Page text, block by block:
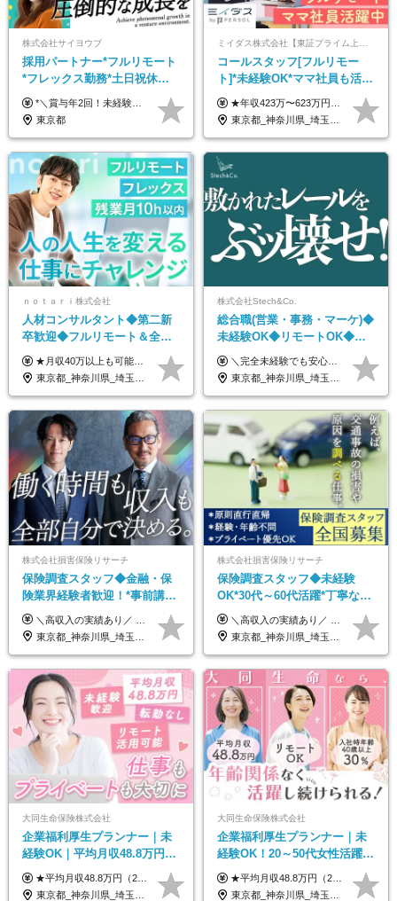
株式会社サイヨウブ
採用パートナー*フルリモート
*フレックス勤務*土日祝休み*
月給28万円～*産育休取得実績
あり*年間休日120日
*＼賞与年2回！未経験から月給28万円スタート／* ★昇給年12回あり！随時昇給のチャンス ◆月給28万～40万円＋賞与年2回＋各種インセンティブ ※経験・スキルを考慮の上、決定します ※試用期間6ヶ月間あり（期間中は月給26万円～になります。その他待遇等に差異はありません） ※月給には月35時間分の固定残業代含む（月5万4800円/超過分別途支給） ※ほとんどのメンバーが残業ゼロです！フレックスタイム制のため、自分の生活に合わせて調整できます。 ＼希望性で土曜日出勤あり／ お客様より「土曜日に応募者の対応をしてほしい」という ご要望を受けた際に、応募者対応⇒求職者との メッセージのやり取りなど、対応が発生する場合があります。 ※土曜日に出勤いただく場合は ・2時間稼働：4500円 ・4時間稼働：9000円 の給与が発生。勤務時間が4時間超えることは原則ありません。 短期間で高い給与をGETできるチャンスです♪
東京都
コールスタッフ[フルリモー
ト]*未経験OK*ママ社員も活躍
中*ブランクOK*全国どこでも
働ける
★年収423万〜623万円のモデルあり（想定時間外手当10時間分含む） ★半年に一度ドカンと支給のボーナスあり（半年に1度最大150万円） 月給25万円〜＋各種手当＋インセンティブ ＊リモートワーク手当（4000円/月） ＊リモートワーク一時金（1万5000円） ＊残業手当全額支給 ※経験・スキルにより月給を決定します ※試用期間：2ヵ月あり。期間中の雇用形態・給与・待遇に変更はありません 《頑張りはインセンティブとして還元！》 当社は5段階の評価制度を導入。 半期に1回の評価で最高ランク（5点）を獲得したメンバーには、 150万円のインセンティブを支給！ これが半年に一度のインセンティブとして支給されるため、 成果を出した分だけまとまった収入を得られる仕組みです。 【固定残業代について】 なし（残業代は、実際の労働時間に応じて別途全額支給）
東京都_神奈川県_埼玉県_千葉県_大阪府_愛知県_北海道_青森県_岩手県_宮城県_秋田県_山形県_福島県_茨城県_栃木県_群馬県_新潟県_山梨県_長野県_富山県_石川県_福井県_静岡県_岐阜県_三重県_兵庫県_京都府_滋賀県_奈良県_和歌山県_広島県_岡山県_鳥取県_島根県_山口県_徳島県_香川県_愛媛県_高知県_福岡県_熊本県_佐賀県_長崎県_大分県_宮崎県_鹿児島県_沖縄県
ｎｏｔａｒｉ株式会社
人材コンサルタント◆第二新
卒歓迎◆フルリモート＆全国
から勤務OK◆残業月10h以内
◆フレックス制
★月収40万以上も可能！ ★能力・スキル・経験を考慮した年収額を設定します ★年功序列ではなく、チャレンジを評価して給与に反映！ ■月給20万円～40万円＋決算賞与 ※経験・スキルを考慮のうえ決定します ※給与にはみなし残業代40時間分を含む。そのほか詳細に関しては別途面接時にご説明します ※試用期間3ヵ月あり。期間中の雇用形態・条件などに差異はありません
東京都_神奈川県_埼玉県_千葉県_大阪府_愛知県_北海道_青森県_岩手県_宮城県_秋田県_山形県_福島県_茨城県_栃木県_群馬県_新潟県_山梨県_長野県_富山県_石川県_福井県_静岡県_岐阜県_三重県_兵庫県_京都府_滋賀県_奈良県_和歌山県_広島県_岡山県_鳥取県_島根県_山口県_徳島県_香川県_愛媛県_高知県_福岡県_熊本県_佐賀県_長崎県_大分県_宮崎県_鹿児島県_沖縄県
株式会社Stech&Co.
総合職(営業・事務・マーケ)◆
未経験OK◆リモートOK◆学
歴不問◆20代活躍中！
＼完全未経験でも安心して年収UP可能です！／ -------------- 【1】営業 月給25万円～80万円＋賞与 【2】事務 月給21万円～50万円＋賞与 【3】マーケ 月給25万円～80万円＋賞与 ※試用期間3ヶ月間の待遇に変動はありません。 ※みなし残業代(月20時間分29,725円～)を含む。（※超過分は追加支給）
東京都_神奈川県_埼玉県_千葉県_大阪府_愛知県_北海道_青森県_岩手県_宮城県_秋田県_山形県_福島県_茨城県_栃木県_群馬県_新潟県_山梨県_長野県_富山県_石川県_福井県_静岡県_岐阜県_三重県_兵庫県_京都府_滋賀県_奈良県_和歌山県_広島県_岡山県_鳥取県_島根県_山口県_徳島県_香川県_愛媛県_高知県_福岡県_熊本県_佐賀県_長崎県_大分県_宮崎県_鹿児島県_沖縄県
株式会社損害保険リサーチ
保険調査スタッフ◆金融・保
険業界経験者歓迎！*事前講習
あり*30代～60代活躍*調査は
原則直行直帰*高収入可
＼高収入の実績あり／ なかには年収1000万円を超える方もいらっしゃいます！ 【完全出来高報酬制】 ★仕事に慣れるまで収入をサポート 1か月目：報酬が通常の2倍 2か月目：報酬が通常の1.5倍 ※災害に関する業務については、収入サポートの対象外 ※試用期間はありません ＊＊＊業務報酬の例＊＊＊ ・事故原因調査（4箇所確認）…1万5000円～ ・有無責／不正請求疑義調査（自動車案件）…2万円～ ・医療調査（1箇所確認）…1万7000円～ ・書類取付（1箇所訪問）…3000円～ ※上記は目安になります ※実際の報酬は業務報酬に応じた個々のスキル・実績を加味したものになります
東京都_神奈川県_埼玉県_千葉県_大阪府_愛知県_北海道_青森県_岩手県_宮城県_秋田県_山形県_福島県_茨城県_栃木県_群馬県_新潟県_山梨県_長野県_富山県_石川県_福井県_静岡県_岐阜県_三重県_兵庫県_京都府_滋賀県_奈良県_和歌山県_広島県_岡山県_鳥取県_島根県_山口県_徳島県_香川県_愛媛県_高知県_福岡県_熊本県_佐賀県_長崎県_大分県_宮崎県_鹿児島県_沖縄県
株式会社損害保険リサーチ
保険調査スタッフ◆未経験
OK*30代～60代活躍*丁寧な講
習・サポートあり*原則直行直
帰／全国募集・業務委託
＼高収入の実績あり／ なかには年収1000万円を超えるスペシャリストもいらっしゃいます！ 【完全出来高報酬制】 ★仕事に慣れるまで収入をサポート 1か月目：報酬が通常の2倍 2か月目：報酬が通常の1.5倍 ※災害に関する業務については、収入サポートの対象外 ※試用期間はありません ＊＊＊業務報酬の例＊＊＊ ・事故原因調査（4箇所確認）…1万5000円～ ・有無責／不正請求疑義調査（自動車案件）…2万円～ ・医療調査（1箇所確認）…1万7000円～ ・書類取付（1箇所訪問）…3000円～ ※上記は目安になります ※実際の報酬は業務報酬に応じた個々のスキル・実績を加味したものになります
東京都_神奈川県_埼玉県_千葉県_大阪府_愛知県_北海道_青森県_岩手県_宮城県_秋田県_山形県_福島県_茨城県_栃木県_群馬県_新潟県_山梨県_長野県_富山県_石川県_福井県_静岡県_岐阜県_三重県_兵庫県_京都府_滋賀県_奈良県_和歌山県_広島県_岡山県_鳥取県_島根県_山口県_徳島県_香川県_愛媛県_高知県_福岡県_熊本県_佐賀県_長崎県_大分県_宮崎県_鹿児島県_沖縄県
大同生命保険株式会社
企業福利厚生プランナー｜未
経験OK｜平均月収48.8万円｜
リモートOK｜残業ほぼなし｜
転勤なし｜女性活躍中
★平均月収48.8万円（2025年度実績） ★安心の固定給＋賞与年2回＋インセンティブ！手当も充実 月給21万円～23万円＋諸手当＋インセンティブ＋賞与年2回 ※給与は年間平均の税込定例給与です。賞与は含みません。 ※約3週間の研修期間中は日当8000円を支給いたします。 ※試用期間6ヵ月あり（期間中の条件変更なし） ◆東京・神奈川・千葉・埼玉・愛知（一部）・京都・大阪・兵庫（一部）：月給23万円以上 ◆静岡（一部）・三重・岐阜：月給22万円以上 ◆上記以外の地域：月給21万円以上
東京都_神奈川県_埼玉県_千葉県_大阪府_愛知県_北海道_青森県_岩手県_宮城県_秋田県_山形県_福島県_茨城県_栃木県_群馬県_新潟県_山梨県_長野県_富山県_石川県_福井県_静岡県_岐阜県_三重県_兵庫県_京都府_滋賀県_奈良県_和歌山県_広島県_岡山県_鳥取県_島根県_山口県_徳島県_香川県_愛媛県_高知県_福岡県_熊本県_佐賀県_長崎県_大分県_宮崎県_鹿児島県_沖縄県
大同生命保険株式会社
企業福利厚生プランナー｜未
経験OK！20～50代女性活躍｜
リモートOK｜平均月収48.8万
｜子育て＆介護支援◎
★平均月収48.8万円（2025年度実績） ★安心の固定給＋賞与年2回＋インセンティブ！手当も充実 月給21万円～23万円＋諸手当＋インセンティブ＋賞与年2回 ※給与は年間平均の税込定例給与です。賞与は含みません。 ※約3週間の研修期間中は日当8000円を支給いたします。 ※試用期間6ヵ月あり（期間中の条件変更なし） ◆東京・神奈川・千葉・埼玉・愛知（一部）・京都・大阪・兵庫（一部）：月給23万円以上 ◆静岡（一部）・三重・岐阜：月給22万円以上 ◆上記以外の地域：月給21万円以上
東京都_神奈川県_埼玉県_千葉県_大阪府_愛知県_北海道_青森県_岩手県_宮城県_秋田県_山形県_福島県_茨城県_栃木県_群馬県_新潟県_山梨県_長野県_富山県_石川県_福井県_静岡県_岐阜県_三重県_兵庫県_京都府_滋賀県_奈良県_和歌山県_広島県_岡山県_鳥取県_島根県_山口県_徳島県_香川県_愛媛県_高知県_福岡県_熊本県_佐賀県_長崎県_大分県_宮崎県_鹿児島県_沖縄県